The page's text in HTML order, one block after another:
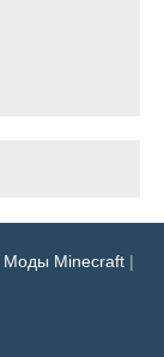
Моды Minecraft |